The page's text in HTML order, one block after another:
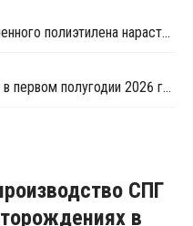
Удмуртский производитель вспененного полиэтилена нарастит выпуск на 15%
Число закрытых компаний в ПФО в первом полугодии 2026 года вдвое превысило число новых
СПГ
в